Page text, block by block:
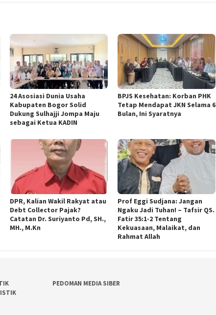
24 Asosiasi Dunia Usaha
Kabupaten Bogor Solid
Dukung Sulhajji Jompa Maju
sebagai Ketua KADIN
BPJS Kesehatan: Korban PHK
Tetap Mendapat JKN Selama 6
Bulan, Ini Syaratnya
DPR, Kalian Wakil Rakyat atau
Debt Collector Pajak?
Catatan Dr. Suriyanto Pd, SH.,
MH., M.Kn
Prof Eggi Sudjana: Jangan
Ngaku Jadi Tuhan! – Tafsir QS.
Fatir 35:1-2 Tentang
Kekuasaan, Malaikat, dan
Rahmat Allah
PEDOMAN MEDIA SIBER